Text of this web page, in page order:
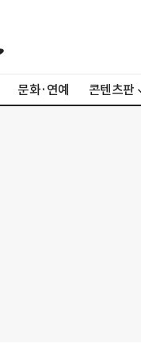
문화·연예 콘텐츠판